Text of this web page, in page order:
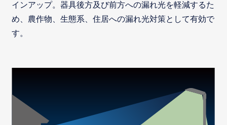
インアップ。器具後方及び前方への漏れ光を軽減するた
め、農作物、生態系、住居への漏れ光対策として有効で
す。